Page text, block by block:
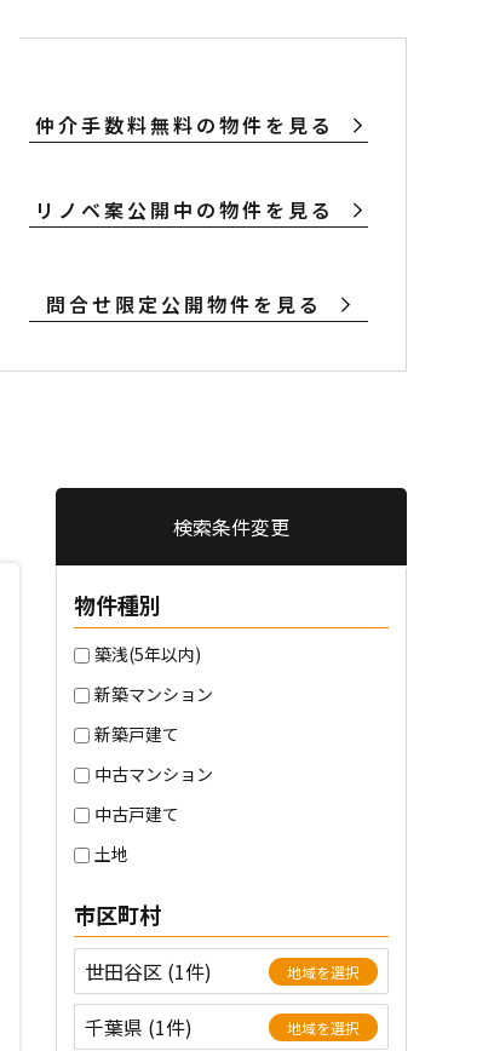
仲介手数料無料の物件を見る
リノベ案公開中の物件を見る
問合せ限定公開物件を見る
検索条件変更
物件種別
築浅(5年以内)
新築マンション
新築戸建て
中古マンション
中古戸建て
土地
市区町村
世田谷区 (1件) 地域を選択
千葉県 (1件) 地域を選択